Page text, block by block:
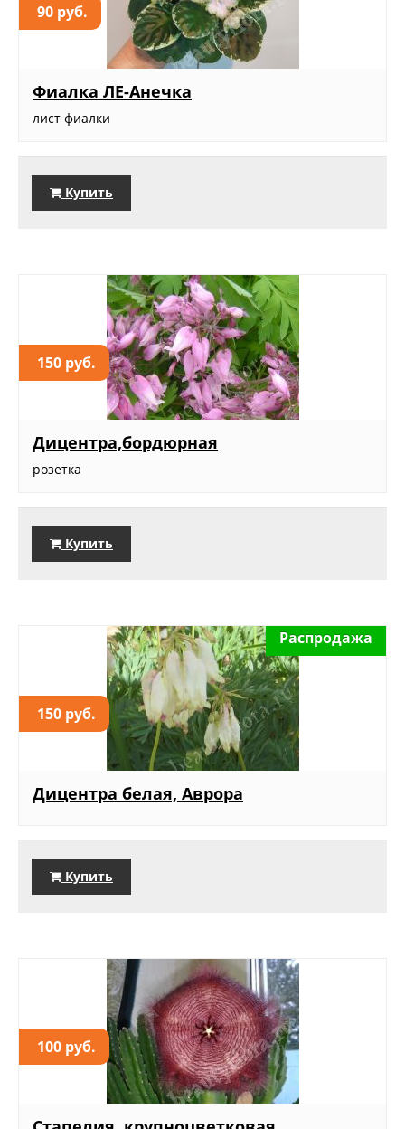
90 руб.
Фиалка ЛЕ-Анечка
лист фиалки
Купить
150 руб.
Дицентра,бордюрная
розетка
Купить
150 руб.
Распродажа
Дицентра белая, Аврора
Купить
100 руб.